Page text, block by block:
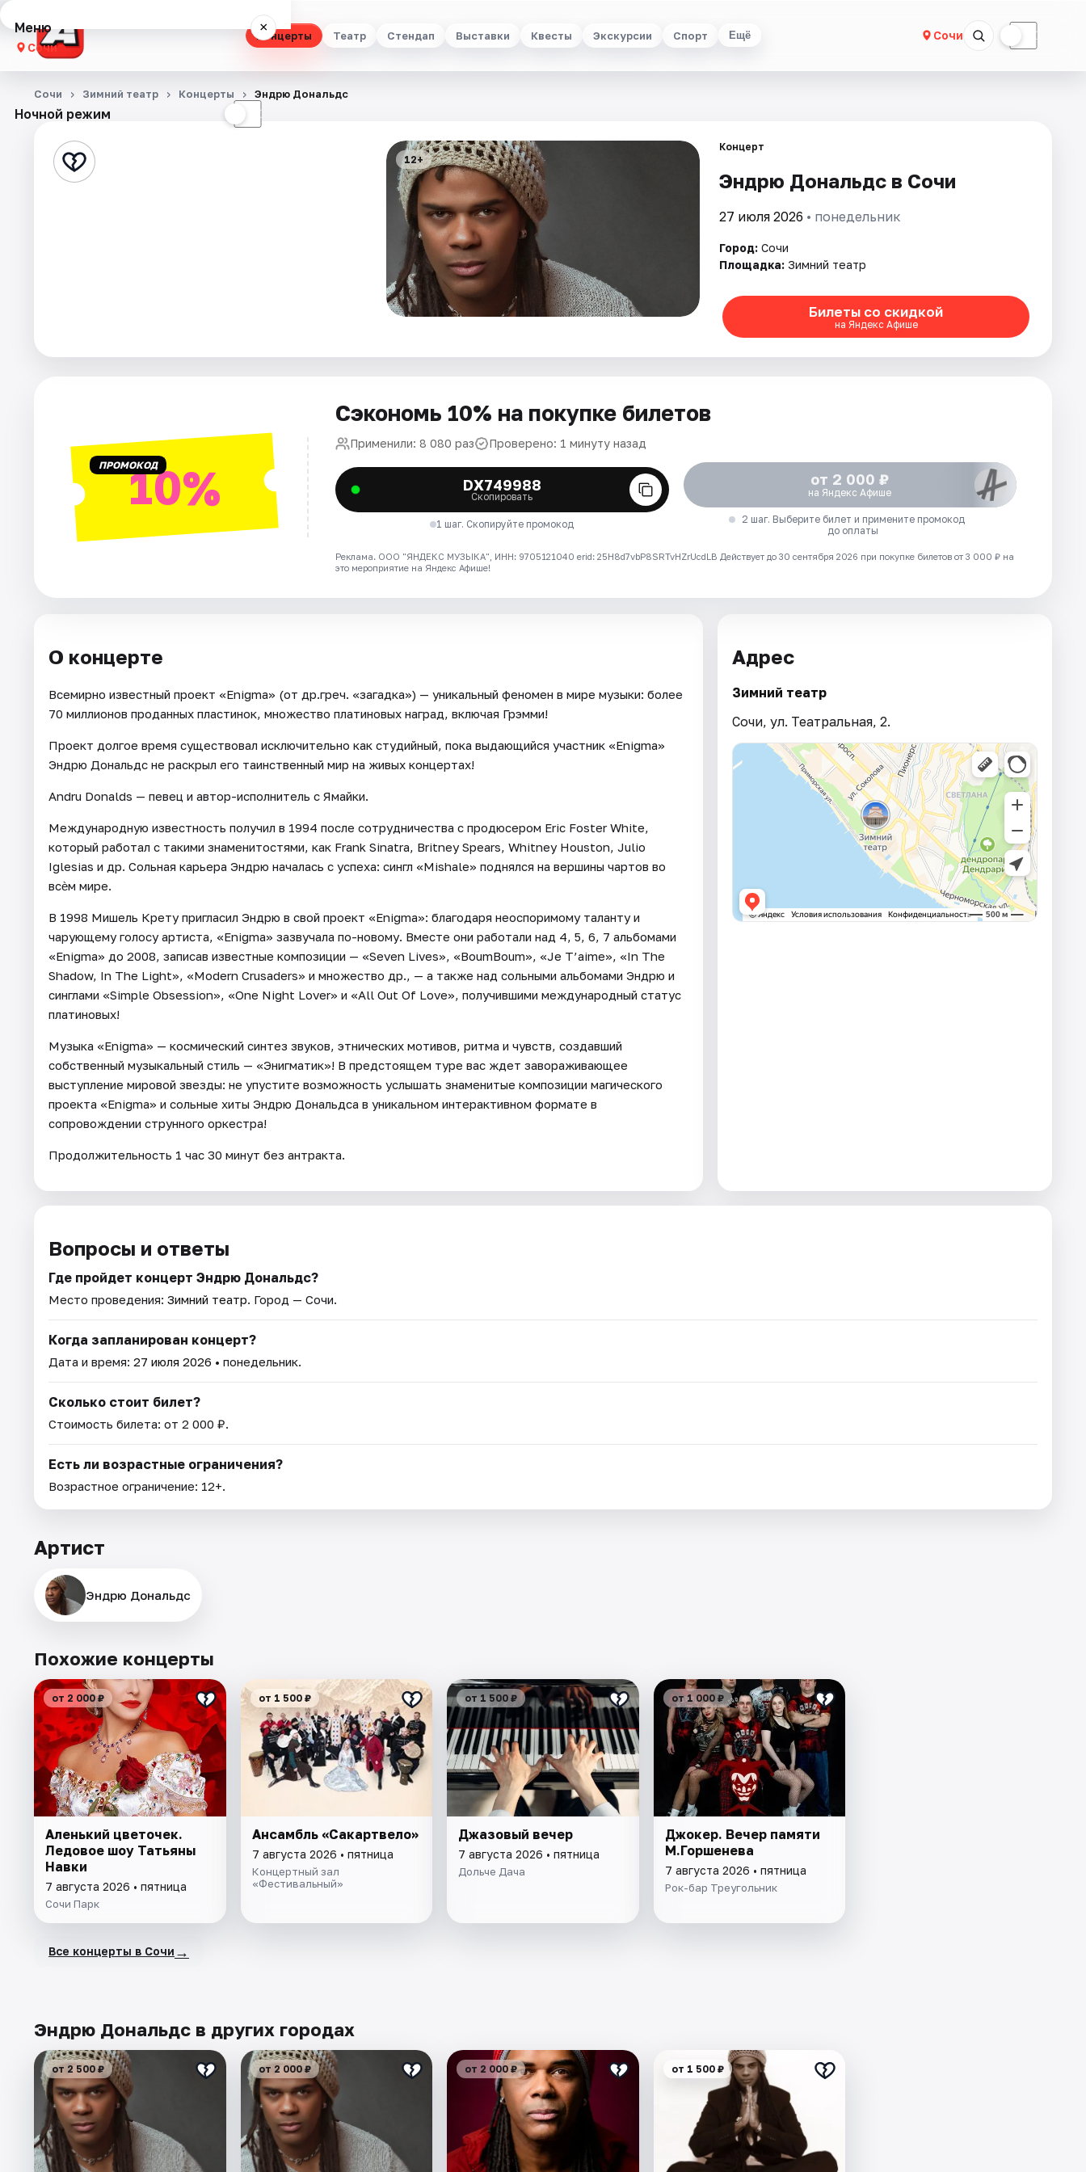
Концерты Театр Стендап Выставки Квесты Экскурсии Спорт Ещё Сочи ☾
Меню ×
Сочи
Концерты
Стендап
Площадки
Артисты
Рейтинги
Ночной режим ☾
Сочи Зимний театр Концерты Эндрю Дональдс
12+
Концерт
Эндрю Дональдс в Сочи
27 июля 2026 • понедельник
Город: Сочи
Площадка: Зимний театр
Билеты со скидкой
на Яндекс Афише
ПРОМОКОД10%
Сэкономь 10% на покупке билетов
Применили: 8 080 раз Проверено: 1 минуту назад
DX749988
Скопировать
1 шаг. Скопируйте промокод
от 2 000 ₽
на Яндекс Афише
2 шаг. Выберите билет и примените промокод
до оплаты
Реклама. ООО "ЯНДЕКС МУЗЫКА", ИНН: 9705121040 erid: 25H8d7vbP8SRTvHZrUcdLB Действует до 30 сентября 2026 при покупке билетов от 3 000 ₽ на
это мероприятие на Яндекс Афише!
О концерте
Всемирно известный проект «Enigma» (от др.греч. «загадка») — уникальный феномен в мире музыки: более
70 миллионов проданных пластинок, множество платиновых наград, включая Грэмми!
Проект долгое время существовал исключительно как студийный, пока выдающийся участник «Enigma»
Эндрю Дональдс не раскрыл его таинственный мир на живых концертах!
Andru Donalds — певец и автор-исполнитель с Ямайки.
Международную известность получил в 1994 после сотрудничества с продюсером Eric Foster White,
который работал с такими знаменитостями, как Frank Sinatra, Britney Spears, Whitney Houston, Julio
Iglesias и др. Сольная карьера Эндрю началась с успеха: сингл «Mishale» поднялся на вершины чартов во
всѐм мире.
В 1998 Мишель Крету пригласил Эндрю в свой проект «Enigma»: благодаря неоспоримому таланту и
чарующему голосу артиста, «Enigma» зазвучала по-новому. Вместе они работали над 4, 5, 6, 7 альбомами
«Enigma» до 2008, записав известные композиции — «Seven Lives», «BoumBoum», «Je T’aime», «In The
Shadow, In The Light», «Modern Crusaders» и множество др., — а также над сольными альбомами Эндрю и
синглами «Simple Obsession», «One Night Lover» и «All Out Of Love», получившими международный статус
платиновых!
Музыка «Enigma» — космический синтез звуков, этнических мотивов, ритма и чувств, создавший
собственный музыкальный стиль — «Энигматик»! В предстоящем туре вас ждет завораживающее
выступление мировой звезды: не упустите возможность услышать знаменитые композиции магического
проекта «Enigma» и сольные хиты Эндрю Дональдса в уникальном интерактивном формате в
сопровождении струнного оркестра!
Продолжительность 1 час 30 минут без антракта.
Адрес
Зимний театр
Сочи, ул. Театральная, 2.
Вопросы и ответы
Где пройдет концерт Эндрю Дональдс?
Место проведения: Зимний театр. Город — Сочи.
Когда запланирован концерт?
Дата и время: 27 июля 2026 • понедельник.
Сколько стоит билет?
Стоимость билета: от 2 000 ₽.
Есть ли возрастные ограничения?
Возрастное ограничение: 12+.
Артист
Эндрю Дональдс
Похожие концерты
от 2 000 ₽
Аленький цветочек.
Ледовое шоу Татьяны
Навки
7 августа 2026 • пятница
Сочи Парк
от 1 500 ₽
Ансамбль «Сакартвело»
7 августа 2026 • пятница
Концертный зал
«Фестивальный»
от 1 500 ₽
Джазовый вечер
7 августа 2026 • пятница
Дольче Дача
от 1 000 ₽
Джокер. Вечер памяти
М.Горшенева
7 августа 2026 • пятница
Рок-бар Треугольник
Все концерты в Сочи →
Эндрю Дональдс в других городах
от 2 500 ₽ от 2 000 ₽ от 2 000 ₽ от 1 500 ₽